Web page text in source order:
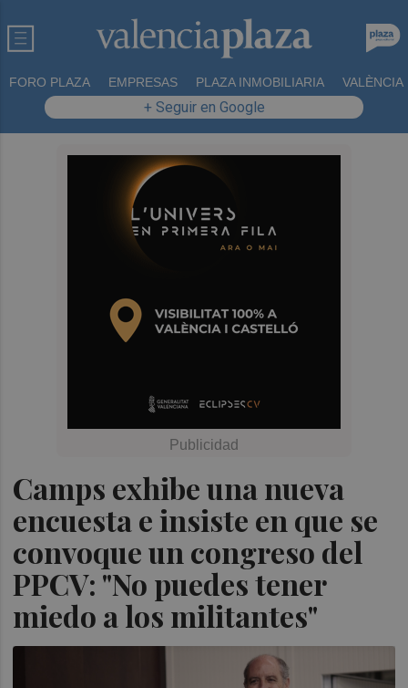
FORO PLAZA EMPRESAS PLAZA INMOBILIARIA VALÈNCIA
+ Seguir en Google
Camps exhibe una nueva
encuesta e insiste en que se
convoque un congreso del
PPCV: "No puedes tener
miedo a los militantes"